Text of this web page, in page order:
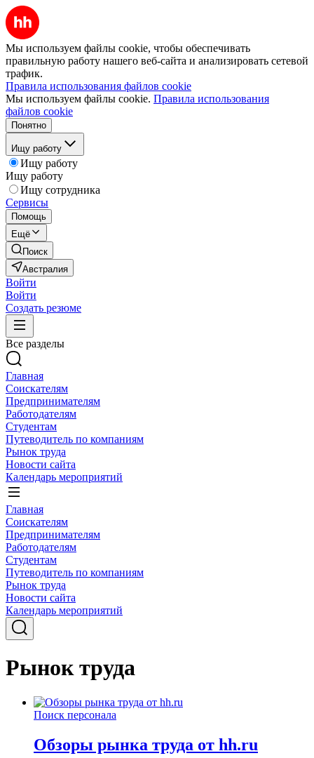
Мы используем файлы cookie, чтобы обеспечивать
правильную работу нашего веб-сайта и анализировать сетевой
трафик.
Правила использования файлов cookie
Мы используем файлы cookie. Правила использования
файлов cookie
Понятно
Ищу работу
Ищу работу
Ищу работу
Ищу сотрудника
Сервисы
Помощь
Ещё
Поиск
Австралия
Войти
Войти
Создать резюме
Все разделы
Главная
Соискателям
Предпринимателям
Работодателям
Студентам
Путеводитель по компаниям
Рынок труда
Новости сайта
Календарь мероприятий
Главная
Соискателям
Предпринимателям
Работодателям
Студентам
Путеводитель по компаниям
Рынок труда
Новости сайта
Календарь мероприятий
Рынок труда
Поиск персонала
Обзоры рынка труда от hh.ru